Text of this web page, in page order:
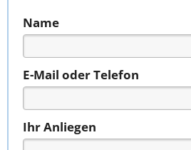
Name
E-Mail oder Telefon
Ihr Anliegen